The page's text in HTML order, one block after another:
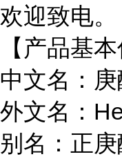
欢迎致电。
【产品基本
中文名：庚
外文名：
别名：正庚